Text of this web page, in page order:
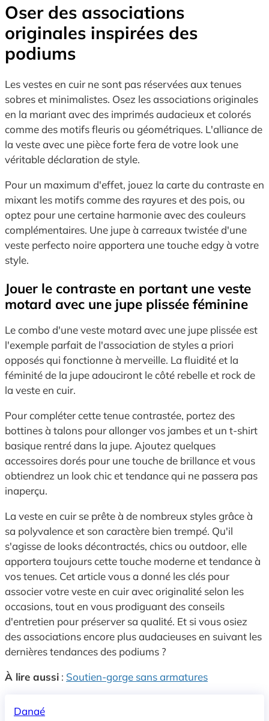
Oser des associations
originales inspirées des
podiums
Les vestes en cuir ne sont pas réservées aux tenues
sobres et minimalistes. Osez les associations originales
en la mariant avec des imprimés audacieux et colorés
comme des motifs fleuris ou géométriques. L'alliance de
la veste avec une pièce forte fera de votre look une
véritable déclaration de style.
Pour un maximum d'effet, jouez la carte du contraste en
mixant les motifs comme des rayures et des pois, ou
optez pour une certaine harmonie avec des couleurs
complémentaires. Une jupe à carreaux twistée d'une
veste perfecto noire apportera une touche edgy à votre
style.
Jouer le contraste en portant une veste
motard avec une jupe plissée féminine
Le combo d'une veste motard avec une jupe plissée est
l'exemple parfait de l'association de styles a priori
opposés qui fonctionne à merveille. La fluidité et la
féminité de la jupe adouciront le côté rebelle et rock de
la veste en cuir.
Pour compléter cette tenue contrastée, portez des
bottines à talons pour allonger vos jambes et un t-shirt
basique rentré dans la jupe. Ajoutez quelques
accessoires dorés pour une touche de brillance et vous
obtiendrez un look chic et tendance qui ne passera pas
inaperçu.
La veste en cuir se prête à de nombreux styles grâce à
sa polyvalence et son caractère bien trempé. Qu'il
s'agisse de looks décontractés, chics ou outdoor, elle
apportera toujours cette touche moderne et tendance à
vos tenues. Cet article vous a donné les clés pour
associer votre veste en cuir avec originalité selon les
occasions, tout en vous prodiguant des conseils
d'entretien pour préserver sa qualité. Et si vous osiez
des associations encore plus audacieuses en suivant les
dernières tendances des podiums ?
À lire aussi : Soutien-gorge sans armatures
Danaé